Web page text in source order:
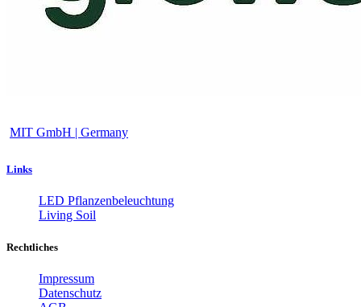
MIT GmbH | Germany
Links
LED Pflanzenbeleuchtung
Living Soil
Rechtliches
Impressum
Datenschutz